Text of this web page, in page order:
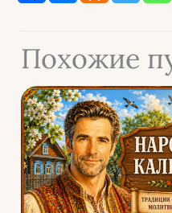
Похожие